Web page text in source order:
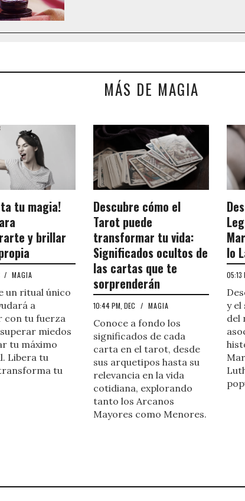
MÁS DE MAGIA
tu magia!
y brillar
/ MAGIA
un ritual único
a
con tu fuerza
miedos
tu máximo
Libera tu
tu
Descubre cómo el
Tarot puede
transformar tu vida:
Significados ocultos de
las cartas que te
sorprenderán
10:44 PM, DEC / MAGIA
Conoce a fondo los
significados de cada
carta en el tarot, desde
sus arquetipos hasta su
relevancia en la vida
cotidiana, explorando
tanto los Arcanos
Mayores como Menores.
lo
05:13
y el
del